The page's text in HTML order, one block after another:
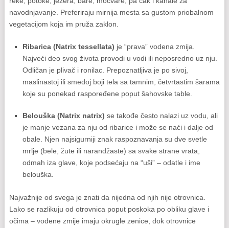
navodnjavanje. Preferiraju mirnija mesta sa gustom priobalnom
vegetacijom koja im pruža zaklon.
Ribarica (Natrix tessellata) je “prava” vodena zmija.
Najveći deo svog života provodi u vodi ili neposredno uz nju.
Odličan je plivač i ronilac. Prepoznatljiva je po sivoj,
maslinastoj ili smeđoj boji tela sa tamnim, četvrtastim šarama
koje su ponekad raspoređene poput šahovske table.
Belouška (Natrix natrix) se takođe često nalazi uz vodu, ali
je manje vezana za nju od ribarice i može se naći i dalje od
obale. Njen najsigurniji znak raspoznavanja su dve svetle
mrlje (bele, žute ili narandžaste) sa svake strane vrata,
odmah iza glave, koje podsećaju na “uši” – odatle i ime
belouška.
Najvažnije od svega je znati da nijedna od njih nije otrovnica.
Lako se razlikuju od otrovnica poput poskoka po obliku glave i
očima – vodene zmije imaju okrugle zenice, dok otrovnice